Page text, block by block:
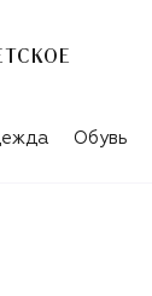
Обувь